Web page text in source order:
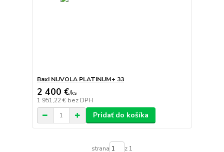
Baxi NUVOLA PLATINUM+ 33
2 400 €/ks
1 951,22 € bez DPH
Pridať do košíka
strana z 1